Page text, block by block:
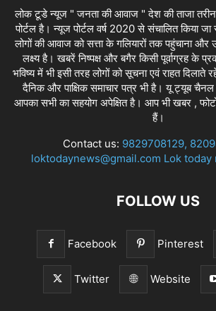
लोक टूडे न्यूज " जनता की आवाज " देश की ताजा
पोर्टल है। न्यूज पोर्टल वर्ष 2020 से संचालित किया
लोगों की आवाज को सत्ता के गलियारों तक पहुंचाना और
लक्ष्य है। खबरें निष्पक्ष और बगैर किसी पूर्वाग्रह के
भविष्य में भी इसी तरह लोगों को सूचना एवं राहत
दैनिक और पाक्षिक समाचार पत्र भी है। यू ट्यूब चैनल
आपका सभी का सहयोग अपेक्षित है। आप भी खबर ,
हैं।
Contact us: 9829708129,
loktodaynews@gmail.com Lok
FOLLOW US
Facebook Pinterest
Twitter Website